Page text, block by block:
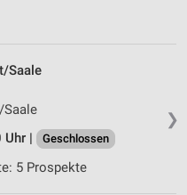
❯
Saale
Saale
Uhr |
Geschlossen
5 Prospekte